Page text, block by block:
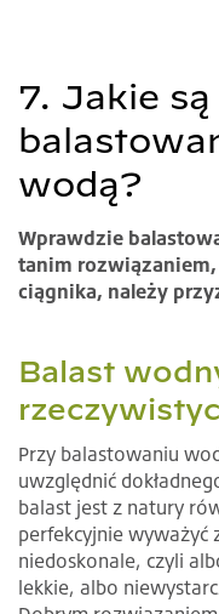
7. Jakie
wodą?
Wprawdzie
tanim
ciągnika, należy
Balast
Przy balastowaniu
uwzględnić
balast jest z natury
perfekcyjnie wyważyć
niedoskonale, czyli
lekkie, albo